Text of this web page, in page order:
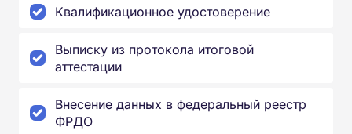
Квалификационное удостоверение
Выписку из протокола итоговой
аттестации
Внесение данных в федеральный реестр
ФРДО